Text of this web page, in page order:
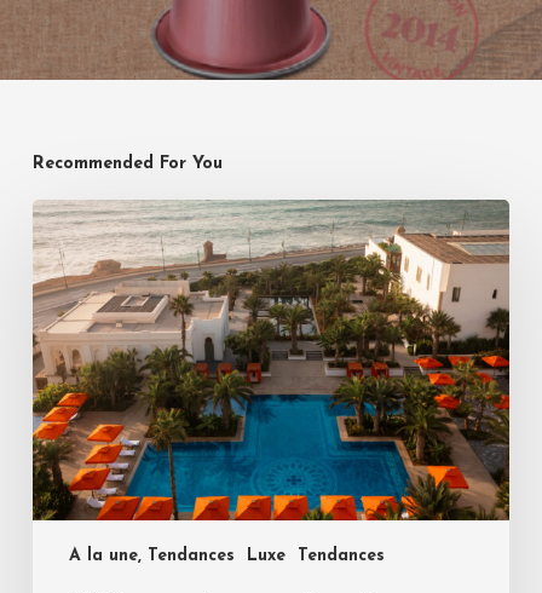
Recommended For You
A la une, Tendances Luxe Tendances